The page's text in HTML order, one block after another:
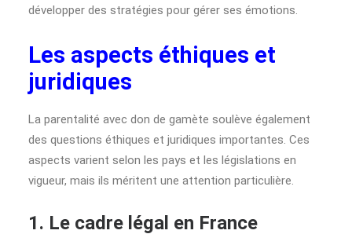
développer des stratégies pour gérer ses émotions.
Les aspects éthiques et
juridiques
La parentalité avec don de gamète soulève également
des questions éthiques et juridiques importantes. Ces
aspects varient selon les pays et les législations en
vigueur, mais ils méritent une attention particulière.
1. Le cadre légal en France